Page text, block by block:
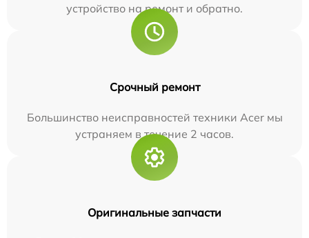
устройство на ремонт и обратно.
Срочный ремонт
Большинство неисправностей техники Acer мы
устраняем в течение 2 часов.
Оригинальные запчасти